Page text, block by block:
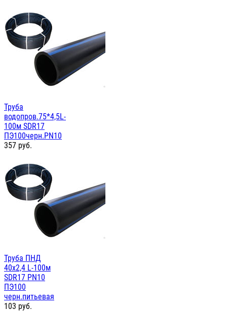
Труба
водопров.75*4,5L-
100м SDR17
ПЭ100черн.PN10
357 руб.
Труба ПНД
40х2,4 L-100м
SDR17 PN10
ПЭ100
черн.питьевая
103 руб.